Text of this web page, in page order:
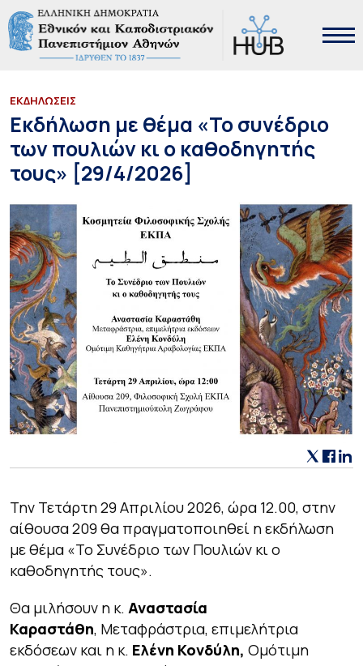
ΕΚΔΗΛΩΣΕΙΣ
Εκδήλωση με θέμα «Το συνέδριο
των πουλιών κι ο καθοδηγητής
τους» [29/4/2026]
Την Τετάρτη 29 Απριλίου 2026, ώρα 12.00, στην
αίθουσα 209 θα πραγματοποιηθεί η εκδήλωση
με θέμα «Το Συνέδριο των Πουλιών κι ο
καθοδηγητής τους».
Θα μιλήσουν η κ. Αναστασία
Καραστάθη, Μεταφράστρια, επιμελήτρια
εκδόσεων και η κ. Ελένη Κονδύλη, Ομότιμη